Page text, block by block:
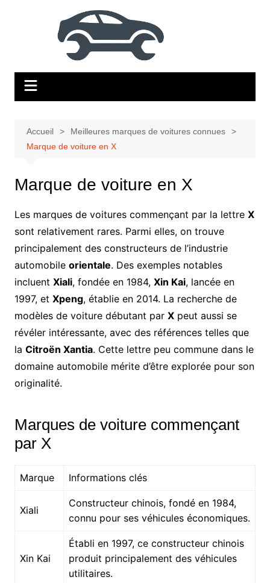
Accueil
Meilleures marques de voitures connues
Marque de voiture en X
Marque de voiture en X
Les marques de voitures commençant par la lettre X
sont relativement rares. Parmi elles, on trouve
principalement des constructeurs de l’industrie
automobile orientale. Des exemples notables
incluent Xiali, fondée en 1984, Xin Kai, lancée en
1997, et Xpeng, établie en 2014. La recherche de
modèles de voiture débutant par Xpeut aussi se
révéler intéressante, avec des références telles que
la Citroën Xantia. Cette lettre peu commune dans le
domaine automobile mérite d’être explorée pour son
originalité.
Marques de voiture commençant
par X
Marque Informations clés
Xiali
Constructeur chinois, fondé en 1984,
connu pour ses véhicules économiques.
Xin Kai
Établi en 1997, ce constructeur chinois
produit principalement des véhicules
utilitaires.